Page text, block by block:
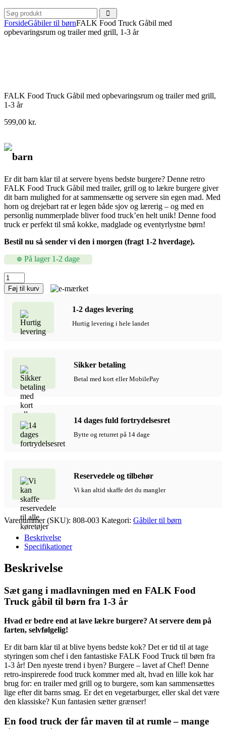
ForsideGåbiler til børnFALK Food Truck Gåbil med
opbevaringsrum og trailer med grill, 1-3 år
FALK Food Truck Gåbil med opbevaringsrum og trailer med grill,
1-3 år
599,00 kr.
barn
Er dit barn klar til at servere byens bedste burgere? Denne retro
FALK Food Truck Gåbil med trailer, grill og to lækre burgere giver
dit barn mulighed for at sammensætte og servere sin egen mad. Med
horn og drejebart rat er legen både sjov og lærerig – og med en
personlig nummerplade bliver food truck’en helt unik! Denne food
truck er perfekt til små kokke, madglade og eventyrlystne børn!
Bestil nu så sender vi den i morgen (fragt 1-2 hverdage).
På lager 1-2 dage
FALK
Food
Truck
Gåbil
opbevaringsrum
grill,
Føj til kurv
1-2 dages levering
Hurtig levering i hele landet
Sikker betaling
Betal med kort eller MobilePay
14 dages fuld fortrydelsesret
Bytte og returret på 14 dage
Reservedele og tilbehør
Vi kan altid skaffe det du mangler
Varenummer (SKU): 808-003 Kategori: Gåbiler til børn
Beskrivelse
Specifikationer
Beskrivelse
Sæt gang i madlavningen med en FALK Food
Truck gåbil til børn fra 1-3 år
Hvad er bedre end at lave lækre burgere? At servere dem på
farten, selvfølgelig!
Er dit barn klar til at blive byens bedste kok? Det er tid til at tage
styringen som chef i den fantastiske FALK Food Truck til børn fra
1-3 år! Den nyeste trend i byen? Burgere – lavet af Chef! Denne
retro-inspirerede food truck kommer med alt, hvad en lille kok har
brug for: en trailer med grill og to burgere, som kan sammensættes
lige efter dit barns smag. Er det en vegetarburger, eller skal det være
den klassiske? Kun fantasien sætter grænser!
En food truck der får maven til at rumle – mange